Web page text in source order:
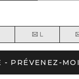
L
- PRÉVENEZ-MOI